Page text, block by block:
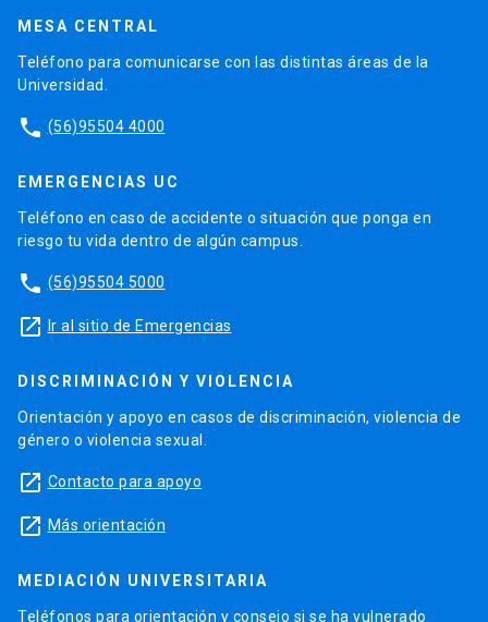
MESA CENTRAL
Teléfono para comunicarse con las distintas áreas de la
Universidad.
phone (56)95504 4000
EMERGENCIAS UC
Teléfono en caso de accidente o situación que ponga en
riesgo tu vida dentro de algún campus.
phone (56)95504 5000
launch Ir al sitio de Emergencias
DISCRIMINACIÓN Y VIOLENCIA
Orientación y apoyo en casos de discriminación, violencia de
género o violencia sexual.
launch Contacto para apoyo
launch Más orientación
MEDIACIÓN UNIVERSITARIA
Teléfonos para orientación y consejo si se ha vulnerado